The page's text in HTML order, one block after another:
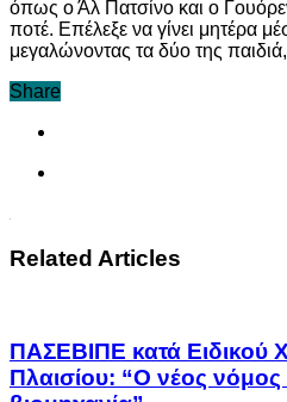
όπως ο Άλ Πατσίνο και ο
ποτέ. Επέλεξε να γίνει μητέρα
μεγαλώνοντας τα δύο της
Share
Related Articles
ΠΑΣΕΒΙΠΕ κατά Ειδικού
Πλαισίου: “Ο νέος νόμος